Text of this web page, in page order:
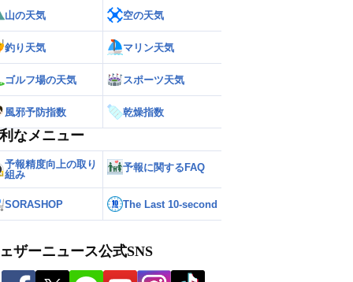
山の天気 空の天気
釣り天気 マリン天気
ゴルフ場の天気 スポーツ天気
風邪予防指数 乾燥指数
なメニュー
予報精度向上の取り
組み
予報に関するFAQ
SORASHOP The Last 10-second
ザーニュース公式SNS